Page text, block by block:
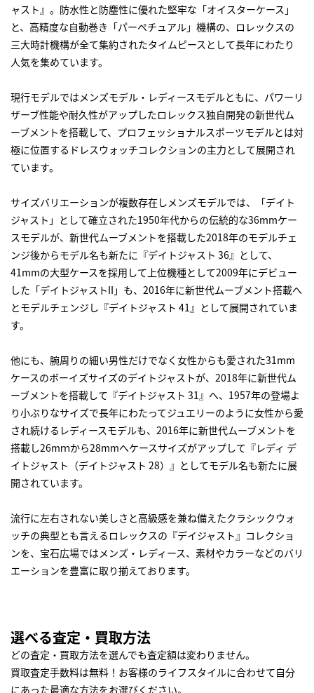
ャスト』。防水性と防塵性に優れた堅牢な「オイスターケース」
と、高精度な自動巻き「パーペチュアル」機構の、ロレックスの
三大時計機構が全て集約されたタイムピースとして長年にわたり
人気を集めています。
現行モデルではメンズモデル・レディースモデルともに、パワーリ
ザーブ性能や耐久性がアップしたロレックス独自開発の新世代ム
ーブメントを搭載して、プロフェッショナルスポーツモデルとは対
極に位置するドレスウォッチコレクションの主力として展開され
ています。
サイズバリエーションが複数存在しメンズモデルでは、「デイト
ジャスト」として確立された1950年代からの伝統的な36mmケー
スモデルが、新世代ムーブメントを搭載した2018年のモデルチェ
ンジ後からモデル名も新たに『デイトジャスト 36』として、
41mmの大型ケースを採用して上位機種として2009年にデビュー
した「デイトジャストII」も、2016年に新世代ムーブメント搭載へ
とモデルチェンジし『デイトジャスト 41』として展開されていま
す。
他にも、腕周りの細い男性だけでなく女性からも愛された31mm
ケースのボーイズサイズのデイトジャストが、2018年に新世代ム
ーブメントを搭載して『デイトジャスト 31』へ、1957年の登場よ
り小ぶりなサイズで長年にわたってジュエリーのように女性から愛
され続けるレディースモデルも、2016年に新世代ムーブメントを
搭載し26mｍから28mmへケースサイズがアップして『レディ デ
イトジャスト（デイトジャスト 28）』としてモデル名も新たに展
開されています。
流行に左右されない美しさと高級感を兼ね備えたクラシックウォ
ッチの典型とも言えるロレックスの『デイジャスト』コレクショ
ンを、宝石広場ではメンズ・レディース、素材やカラーなどのバリ
エーションを豊富に取り揃えております。
選べる査定・買取方法
どの査定・買取方法を選んでも査定額は変わりません。
買取査定手数料は無料！お客様のライフスタイルに合わせて自分
にあった最適な方法をお選びください。